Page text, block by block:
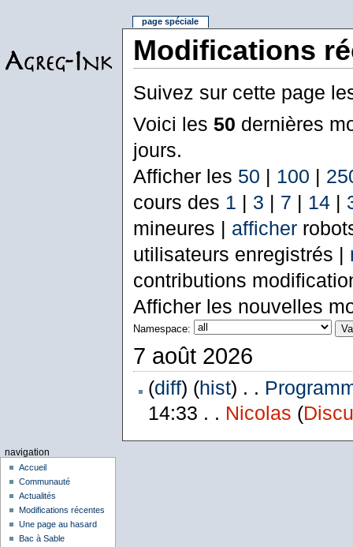
Modifications
Suivez sur cette page
Voici les 50 dernières
jours.
Afficher les 50 | 100 |
cours des 1 | 3 | 7 | 14|
mineures | afficher
utilisateurs enregistrés |
contributions
Afficher les nouvelles
Namespace:
7 août 2026
(diff) (hist) . .
14:33 . . Nicolas (
page spéciale
navigation
Accueil
Communauté
Actualités
Modifications récentes
Une page au hasard
Bac à Sable